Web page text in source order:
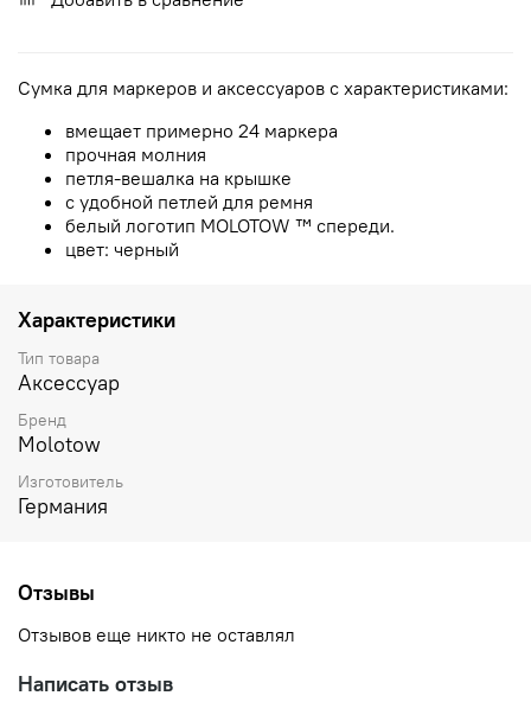
Сумка для маркеров и аксессуаров с характеристиками:
вмещает примерно 24 маркера
прочная молния
петля-вешалка на крышке
с удобной петлей для ремня
белый логотип MOLOTOW ™ спереди.
цвет: черный
Характеристики
Тип товара
Аксессуар
Бренд
Molotow
Изготовитель
Германия
Отзывы
Отзывов еще никто не оставлял
Написать отзыв